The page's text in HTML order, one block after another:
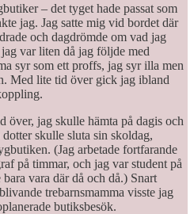
– det tyget hade passat som
jag. Jag satte mig vid bordet där
och dagdrömde om vad jag
var liten då jag följde med
syr som ett proffs, jag syr illa men
Med lite tid över gick jag ibland
över, jag skulle hämta på dagis och
skulle sluta sin skoldag,
(Jag arbetade fortfarande
på timmar, och jag var student på
vara där då och då.) Snart
trebarnsmamma visste jag
butiksbesök.